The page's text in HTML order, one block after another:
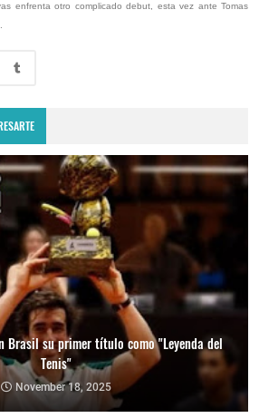
enfrenta otro complicado debut, esta vez ante Tomas
Brasil su primer título como "Leyenda del
Tenis"
November 18, 2025
enfrentará a Bolivia como visitante por
el Grupo Mundial II
February 10, 2024